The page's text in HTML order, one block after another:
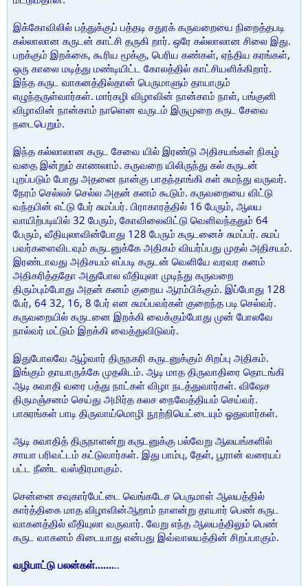
இக்கோவிலில் பத்துக்குப் பத்தடி சதுரக் கருவறையை நிறைத்தபடி
கல்லாலான கருடன் காட்சி தருகி றார். ஒரே கல்லாலான சிலை இது.
பறக்கும் இறக்கை, கூரிய மூக்கு, பெரிய கண்கள், ஏந்திய கரங்கள்,
ஒரு காலை மடித்து மண்டியிட்ட கோலத்தில் காட்சியளிக்கிறார்.
இந்த கருட வாகனத்தில்தான் பெருமாளும் தாயாரும்
எழுந்தருள்வார்கள். மார்கழி விழாவின் நான்காம் நாள், பங்குனி
விழாவின் நான்காம் நாளென வருடம் இருமுறை கருட சேவை
நடைபெறும்.
இந்த கல்லாலான கருட சேவை யில் இரண்டு அதிசயங்கள் நிகழ்
வதை இன்றும் காணலாம். கருவறை யிலிருந்து கல் கருடன்
புறப்படும் போது அதனை நான்கு பாதந்தாங்கி கள் சுமந்து வருவர்.
நேரம் செல்லச் செல்ல அதன் கனம் கூடும். கருவறையை விட்டு
வந்தபின் எட்டு பேர் சுமப்பர். பிராகாரத்தில் 16 பேரும், ஆலய
வாயிற்படியில் 32 பேரும், கோவிலைவிட்டு வெளிவந்ததும் 64
பேரும், வீதியுலாவின்போது 128 பேரும் கருடனைச் சுமப்பர். சுமப்
பவர்களைவிடவும் கருடனுக்கே அதிகம் வியர்ப்பது முதல் அதிசயம்.
இரண்டாவது அதிசயம் எப்படி கருடன் வெளியே வரவர கனம்
அதிகரித்ததோ அதுபோல வீதியுலா முடிந்து கருவறை
திரும்பும்போது அதன் கனம் குறைய ஆரம்பிக்கும். இப்போது 128
பேர், 64 32, 16, 8 பேர் என சுமப்பவர்கள் குறைந்த படி செல்வர்.
கருவறையில் கருடனை இறக்கி வைக்கும்போது முன் போலவே
நால்வர் மட்டும் இறக்கி வைத்துவிடுவர்.
இதுபோலவே ஆழ்வார் திருநகரி கருடனுக்கும் சிறப்பு அதிகம்.
இங்கும் தாயாருக்கே முதலிடம். ஆடி மாத திருவாதிரை தொடங்கி
ஆடி சுவாதி வரை பத்து நாட்கள் விழா நடத்துவார்கள். விஷேச
திருமஞ்சனம் செய்து அமிர்த கலச நைவேத்தியம் செய்வர்.
பாசுரங்கள் பாடி திருவாய்மொழி நூற்றியெட்டையும் ஓதுவார்கள்.
ஆடி சுவாதித் திருநாளன்று கருடனுக்கு பல்வேறு ஆலயங்களில்
சாயா பரிவட்டம் கட்டுவார்கள். இது பாம்பு, தேள், பூரான் வரையப்
பட்ட நீண்ட வஸ்திரமாகும்.
சென்னை சவுகார்பேட்டை வெங்கடேச பெருமாள் ஆலயத்தில்
கார்த்திகை மாத விழாவின்ஆறாம் நாளன்று தாயார் பெண் கருட
வாகனத்தில் வீதியுலா வருவார். வேறு எந்த ஆலயத்திலும் பெண்
கருட வாகனம் கிடையாது என்பது இவ்வாலயத்தின் சிறப்பாகும்.
வழிபாட்டு பலன்கள்.........